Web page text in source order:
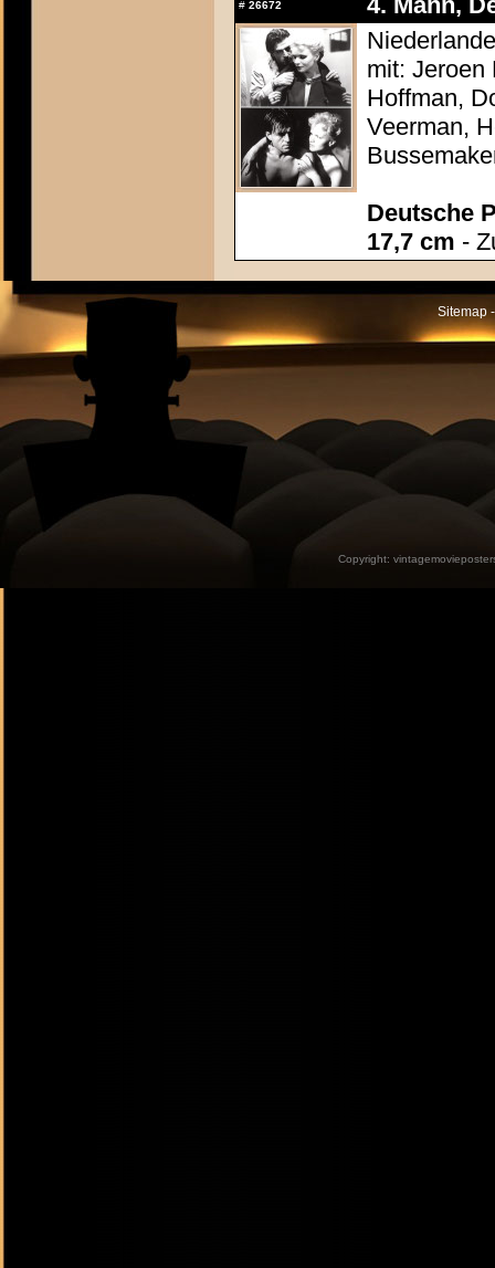
# 26672
mit: Jeroen
Hoffman,
Veerman,
Deutsche
17,7 cm -
Sitemap
Copyright: